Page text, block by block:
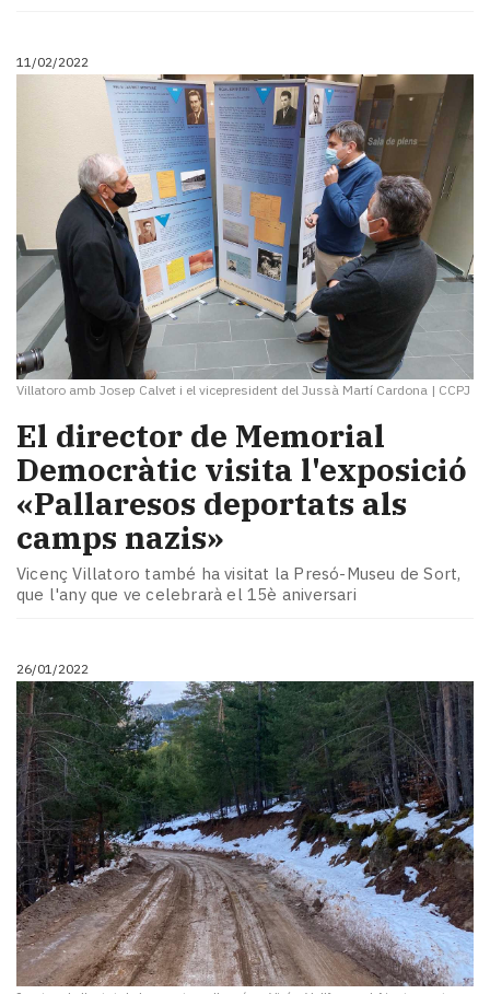
11/02/2022
Villatoro amb Josep Calvet i el vicepresident del Jussà Martí Cardona | CCPJ
El director de Memorial
Democràtic visita l'exposició
«Pallaresos deportats als
camps nazis»
Vicenç Villatoro també ha visitat la Presó-Museu de Sort,
que l'any que ve celebrarà el 15è aniversari
26/01/2022